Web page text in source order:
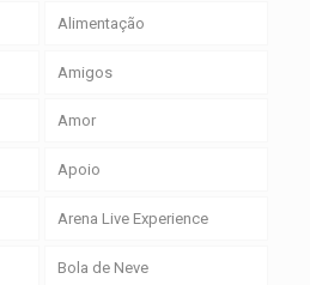
Alimentação
Amigos
Amor
Apoio
Arena Live Experience
Bola de Neve